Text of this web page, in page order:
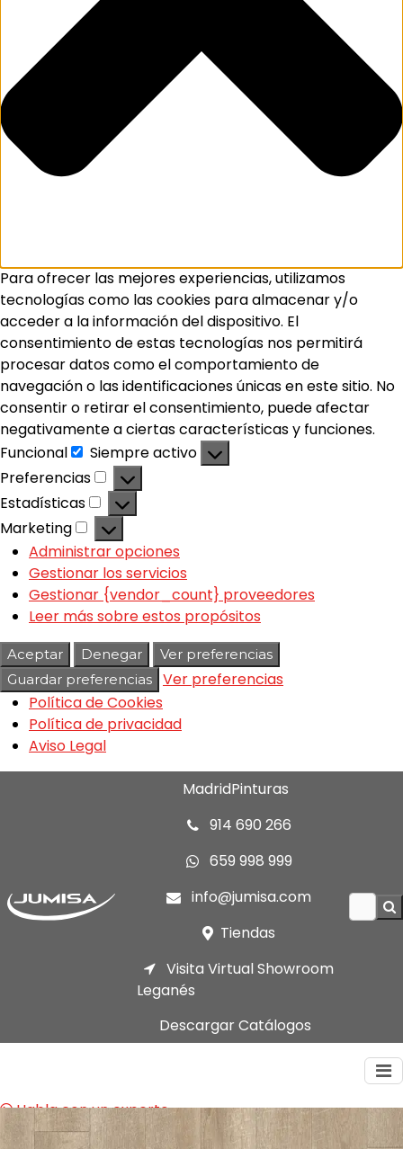
Para ofrecer las mejores experiencias, utilizamos
tecnologías como las cookies para almacenar y/o
acceder a la información del dispositivo. El
consentimiento de estas tecnologías nos permitirá
procesar datos como el comportamiento de
navegación o las identificaciones únicas en este sitio. No
consentir o retirar el consentimiento, puede afectar
negativamente a ciertas características y funciones.
Funcional
Siempre activo
Preferencias
Estadísticas
Marketing
Administrar opciones
Gestionar los servicios
Gestionar {vendor_count} proveedores
Leer más sobre estos propósitos
Aceptar Denegar
Ver preferencias
Guardar preferencias
Ver preferencias
Política de Cookies
Política de privacidad
Aviso Legal
MadridPinturas
914 690 266
659 998 999
info@jumisa.com
Tiendas
Visita Virtual Showroom
Leganés
Descargar Catálogos
Habla con un experto